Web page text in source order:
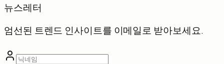
뉴스레터
엄선된 트렌드 인사이트를 이메일로 받아보세요.